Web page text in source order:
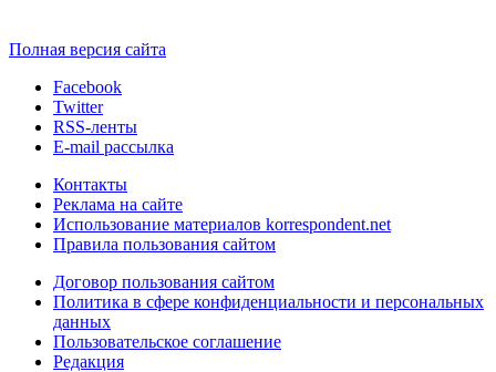
Полная версия сайта
Facebook
Twitter
RSS-ленты
E-mail рассылка
Контакты
Реклама на сайте
Использование материалов korrespondent.net
Правила пользования сайтом
Договор пользования сайтом
Политика в сфере конфиденциальности и персональных
данных
Пользовательское соглашение
Редакция